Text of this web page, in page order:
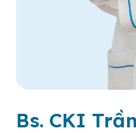
Bs. CKI